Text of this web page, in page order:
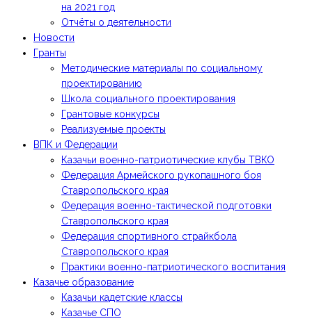
на 2021 год
Отчёты о деятельности
Новости
Гранты
Методические материалы по социальному
проектированию
Школа социального проектирования
Грантовые конкурсы
Реализуемые проекты
ВПК и Федерации
Казачьи военно-патриотические клубы ТВКО
Федерация Армейского рукопашного боя
Ставропольского края
Федерация военно-тактической подготовки
Ставропольского края
Федерация спортивного страйкбола
Ставропольского края
Практики военно-патриотического воспитания
Казачье образование
Казачьи кадетские классы
Казачье СПО